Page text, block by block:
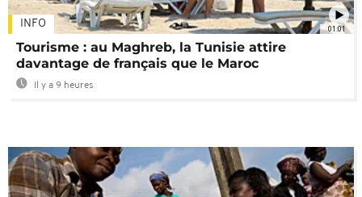
01:01
INFO
Tourisme : au Maghreb, la Tunisie attire
davantage de français que le Maroc
Il y a 9 heures